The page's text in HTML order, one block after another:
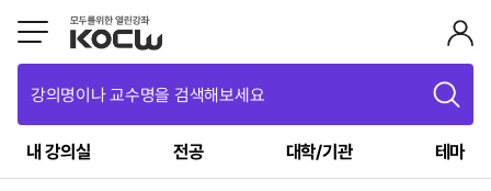
강의명이나 교수명을 검색해보세요
내 강의실 전공 대학/기관 테마